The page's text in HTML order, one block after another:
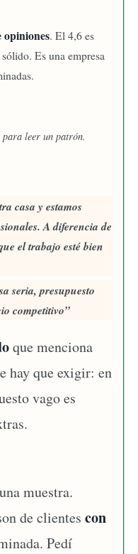
opiniones. El 4,6 es
Es una empresa
para leer un patrón.
casa y estamos
A diferencia de
el trabajo esté bien
seria, presupuesto
competitivo
que menciona
hay que exigir: en
vago es
muestra.
de clientes con
Pedí